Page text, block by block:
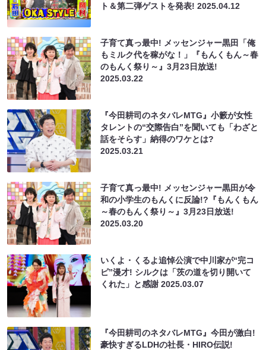
ト＆第二弾ゲストを発表!2025.04.12
子育て真っ最中! メッセンジャー黒田「俺
もミルク代を稼がな！」『もんくもん～春
のもんく祭り～』3月23日放送!
2025.03.22
『今田耕司のネタバレMTG』小籔が女性
タレントの“交際告白”を聞いても「わざと
話をそらす」納得のワケとは?
2025.03.21
子育て真っ最中! メッセンジャー黒田が令
和の小学生のもんくに反論!?『もんくもん
～春のもんく祭り～』3月23日放送!
2025.03.20
いくよ・くるよ追悼公演で中川家が“完コ
ピ”漫才! シルクは「茨の道を切り開いて
くれた」と感謝2025.03.07
『今田耕司のネタバレMTG』今田が激白!
豪快すぎるLDHの社長・HIRO伝説!